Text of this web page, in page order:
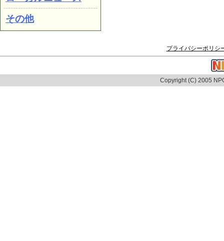
その他
プライバシーポリシ
Copyright (C) 2005